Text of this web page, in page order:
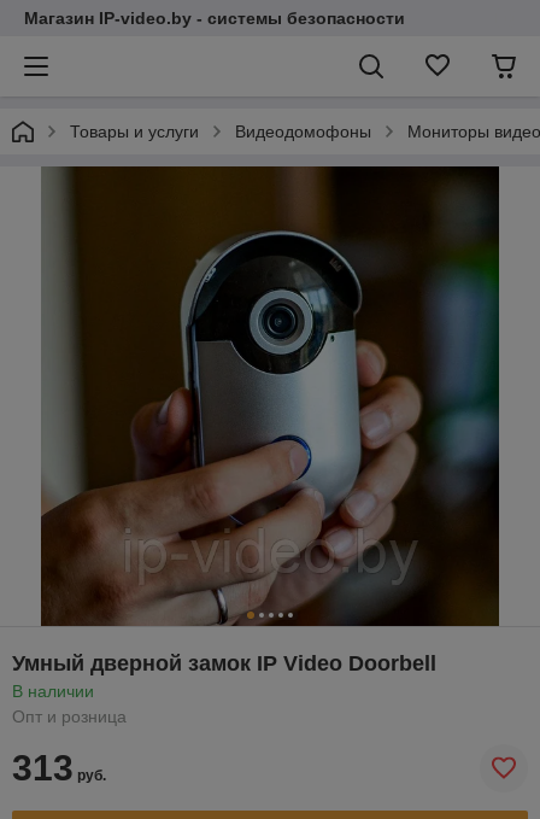
Магазин IP-video.by - системы безопасности
Товары и услуги Видеодомофоны Мониторы
Умный дверной замок IP Video Doorbell
В наличии
Опт и розница
313 руб.